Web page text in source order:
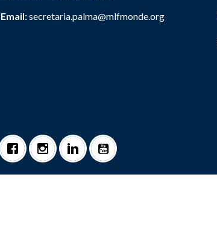
Email:secretaria.palma@mlfmonde.org